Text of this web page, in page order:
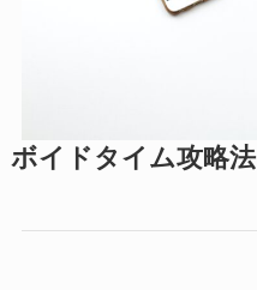
ボイドタイム攻略法